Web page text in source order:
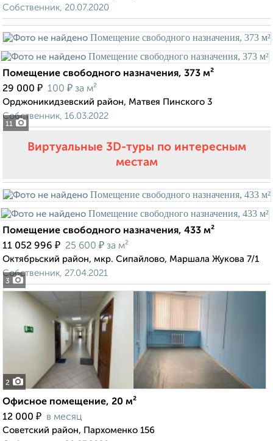
Собственник, 20.07.2020
11
Помещение свободного назначения, 373 м²
29 000 ₽ 100 ₽ за м²
Орджоникидзевский район, Матвея Пинского 3
Собственник, 16.03.2022
Виртуальные 3D-туры по интересным
местам
3
Помещение свободного назначения, 433 м²
11 052 996 ₽ 25 600 ₽ за м²
Октябрьский район, мкр. Сипайлово, Маршала Жукова 7/1
Собственник, 27.04.2021
2
Офисное помещение, 20 м²
12 000 ₽ в месяц
Советский район, Пархоменко 156